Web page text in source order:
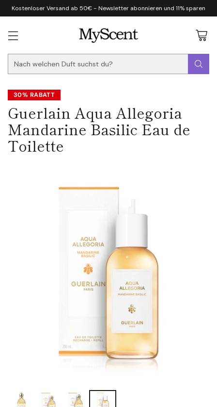
Nach welchen Duft suchst du?
Kostenloser Versand ab 50€ - Newsletter abonnieren und 11% sparen
30% RABATT
Guerlain Aqua Allegoria
Mandarine Basilic Eau de
Toilette